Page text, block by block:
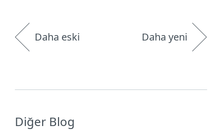
Daha eski Daha yeni
Diğer Blog